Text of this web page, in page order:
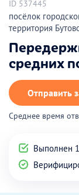
ID 537445
посёлок
территория
средних
Отправить
Среднее время
Выполнен